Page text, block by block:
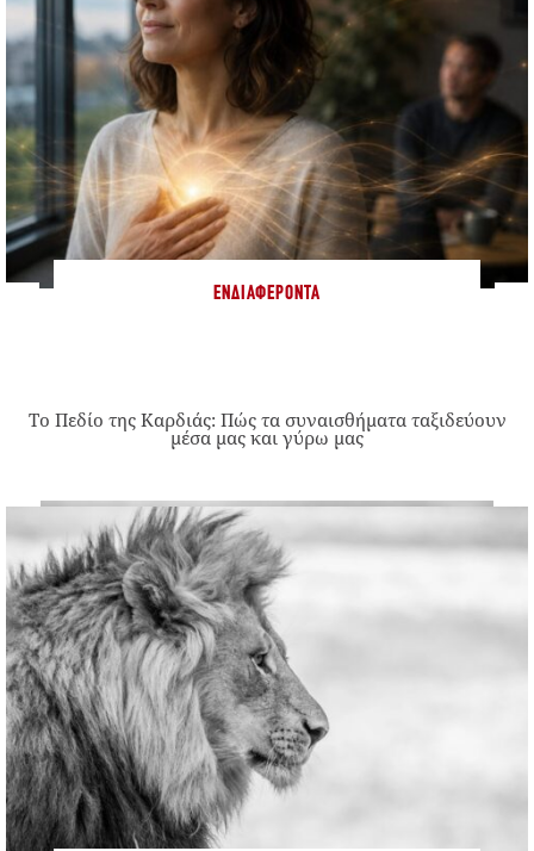
ΕΝΔΙΑΦΈΡΟΝΤΑ
Το Πεδίο της Καρδιάς: Πώς τα συναισθήματα ταξιδεύουν
μέσα μας και γύρω μας